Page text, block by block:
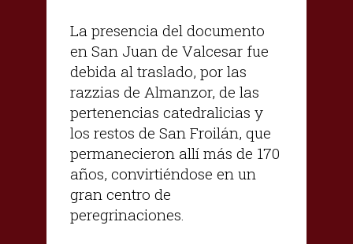
La presencia del documento
en San Juan de Valcesar fue
debida al traslado, por las
razzias de Almanzor, de las
pertenencias catedralicias y
los restos de San Froilán, que
permanecieron allí más de 170
años, convirtiéndose en un
gran centro de
peregrinaciones.